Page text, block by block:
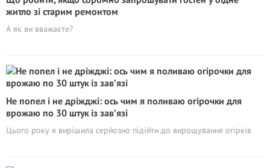
житло зі старим ремонтом
А як ви вважаєте?
Не попел і не дріжджі: ось чим я поливаю огірочки для
врожаю по 30 штук із зав’язі
Цього року я вирішила серйозно підійти до вирощування огірків